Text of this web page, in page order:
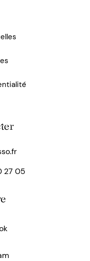
27 05